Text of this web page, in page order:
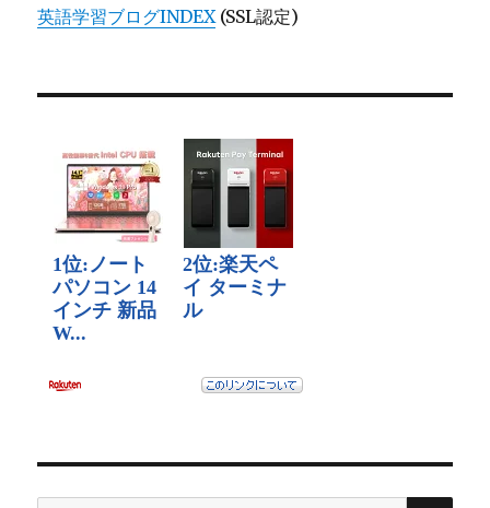
英語学習ブログINDEX(SSL認定)